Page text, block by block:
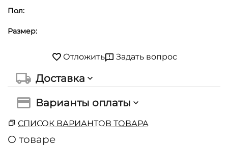
Пол:
Размер:
Отложить Задать вопрос
Доставка
Варианты оплаты
СПИСОК ВАРИАНТОВ ТОВАРА
О товаре